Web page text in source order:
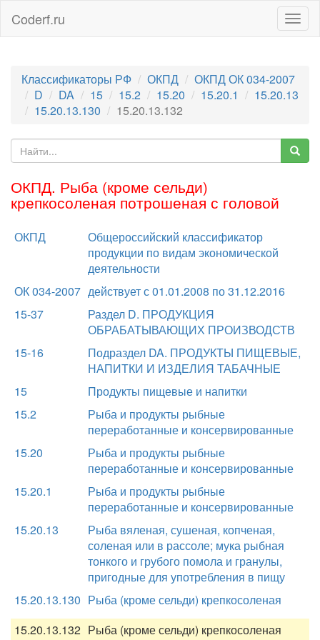
Coderf.ru
Классификаторы РФ ОКПД
ОКПД ОК 034-2007
D
DA 15 15.2 15.20 15.20.1
15.20.13
15.20.13.130
15.20.13.132
ОКПД. Рыба (кроме сельди)
крепкосоленая потрошеная с головой
ОКПД
Общероссийский классификатор
продукции по видам экономической
деятельности
ОК 034-2007 действует с 01.01.2008 по 31.12.2016
15-37
Раздел D. ПРОДУКЦИЯ
ОБРАБАТЫВАЮЩИХ ПРОИЗВОДСТВ
15-16
Подраздел DA. ПРОДУКТЫ ПИЩЕВЫЕ,
НАПИТКИ И ИЗДЕЛИЯ ТАБАЧНЫЕ
15
Продукты пищевые и напитки
15.2
Рыба и продукты рыбные
переработанные и консервированные
15.20
Рыба и продукты рыбные
переработанные и консервированные
15.20.1
Рыба и продукты рыбные
переработанные и консервированные
15.20.13
Рыба вяленая, сушеная, копченая,
соленая или в рассоле; мука рыбная
тонкого и грубого помола и гранулы,
пригодные для употребления в пищу
15.20.13.130 Рыба (кроме сельди) крепкосоленая
15.20.13.132 Рыба (кроме сельди) крепкосоленая